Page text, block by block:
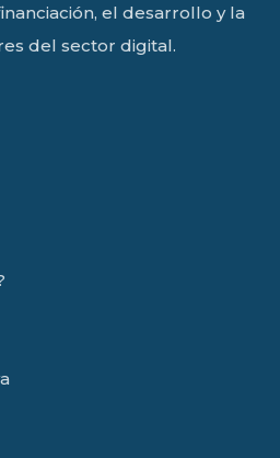
el desarrollo y la
del sector digital.